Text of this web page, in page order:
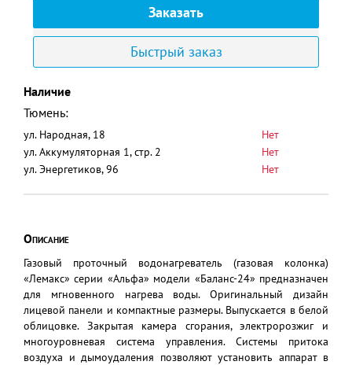
Заказать
Быстрый заказ
Наличие
Тюмень:
ул. Народная, 18
Нет
ул. Аккумуляторная 1, стр. 2
Нет
ул. Энергетиков, 96
Нет
Описание
Газовый проточный водонагреватель (газовая колонка)
«Лемакс» серии «Альфа» модели «Баланс-24» предназначен
для мгновенного нагрева воды. Оригинальный дизайн
лицевой панели и компактные размеры. Выпускается в белой
облицовке. Закрытая камера сгорания, электророзжиг и
многоуровневая система управления. Системы притока
воздуха и дымоудаления позволяют установить аппарат в